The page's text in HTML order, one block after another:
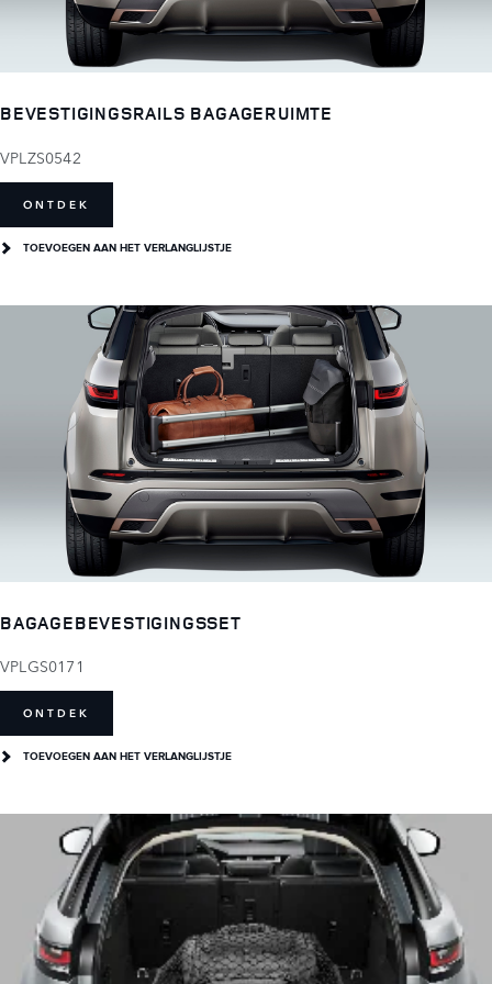
BEVESTIGINGSRAILS BAGAGERUIMTE
VPLZS0542
ONTDEK
TOEVOEGEN AAN HET VERLANGLIJSTJE
BAGAGEBEVESTIGINGSSET
VPLGS0171
ONTDEK
TOEVOEGEN AAN HET VERLANGLIJSTJE